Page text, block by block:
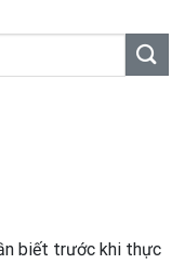
biết trước khi thực